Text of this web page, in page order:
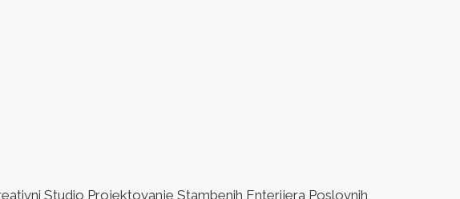
Studio Projektovanje Stambenih Enterijera Poslovnih